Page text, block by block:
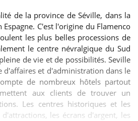
de la province de Séville, dans la
C'est l'origine du Flamenco
les plus belles processions de
le centre névralgique du Sud
de vie et de possibilités. Seville
d'affaires et d'administration dans le
de nombreux hôtels partout
aux clients de trouver un
Les centres historiques et les
les écrans d'argent, les